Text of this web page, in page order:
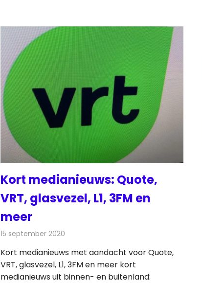
Kort medianieuws: Quote,
VRT, glasvezel, L1, 3FM en
meer
15 september 2020
Kort medianieuws met aandacht voor Quote,
VRT, glasvezel, L1, 3FM en meer kort
medianieuws uit binnen- en buitenland: